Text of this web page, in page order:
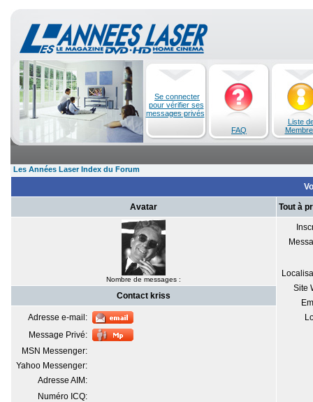
Se connecter
pour vérifier ses
messages privés
FAQ
Liste
Les Années Laser Index du Forum
Avatar Tout à
Nombre de messages :
Site
Contact kriss
Adresse e-mail:
Message Privé:
MSN Messenger:
Yahoo Messenger:
Adresse AIM:
Numéro ICQ: